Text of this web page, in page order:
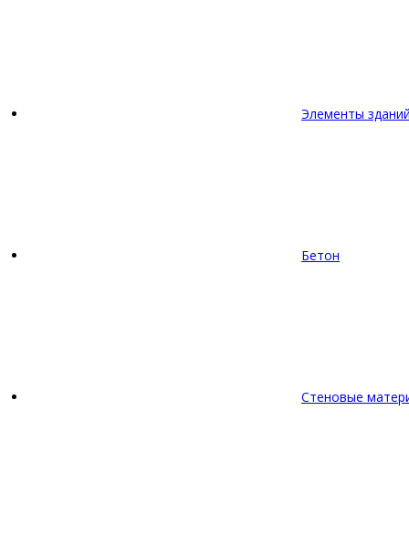
Элементы
Бетон
Стеновые